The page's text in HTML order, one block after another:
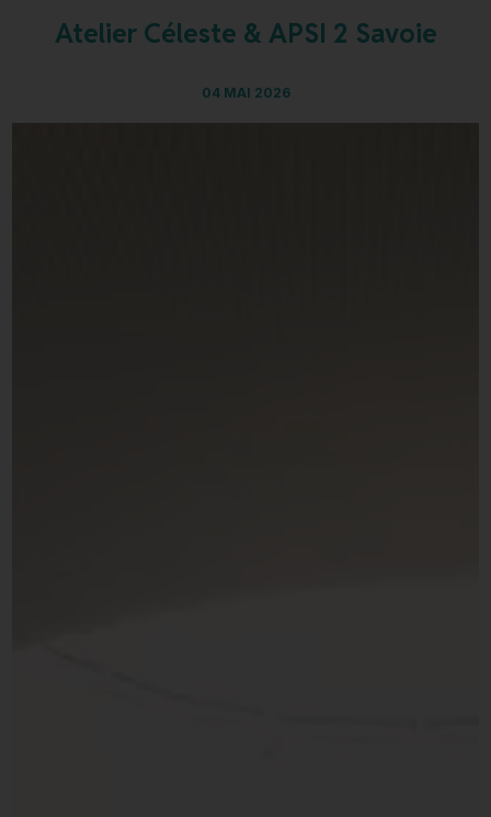
Atelier Céleste & APSI 2 Savoie
04 MAI 2026